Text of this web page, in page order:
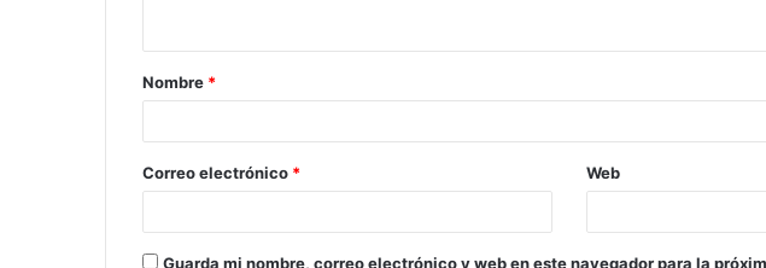
Nombre *
Correo electrónico * Web
Guarda mi nombre, correo electrónico y web en este navegador para la